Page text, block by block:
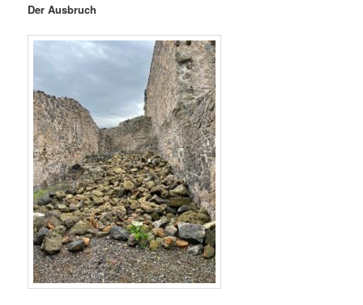
Der Ausbruch